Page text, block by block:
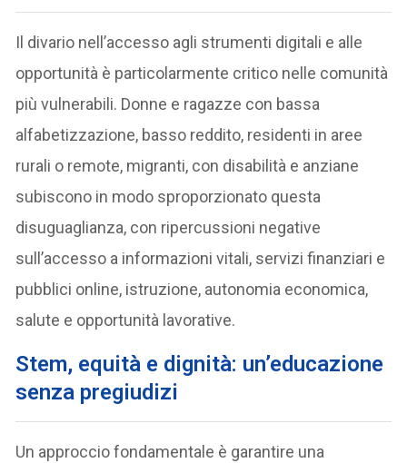
Il divario nell’accesso agli strumenti digitali e alle
opportunità è particolarmente critico nelle comunità
più vulnerabili. Donne e ragazze con bassa
alfabetizzazione, basso reddito, residenti in aree
rurali o remote, migranti, con disabilità e anziane
subiscono in modo sproporzionato questa
disuguaglianza, con ripercussioni negative
sull’accesso a informazioni vitali, servizi finanziari e
pubblici online, istruzione, autonomia economica,
salute e opportunità lavorative.
Stem, equità e dignità: un’educazione
senza pregiudizi
Un approccio fondamentale è garantire una